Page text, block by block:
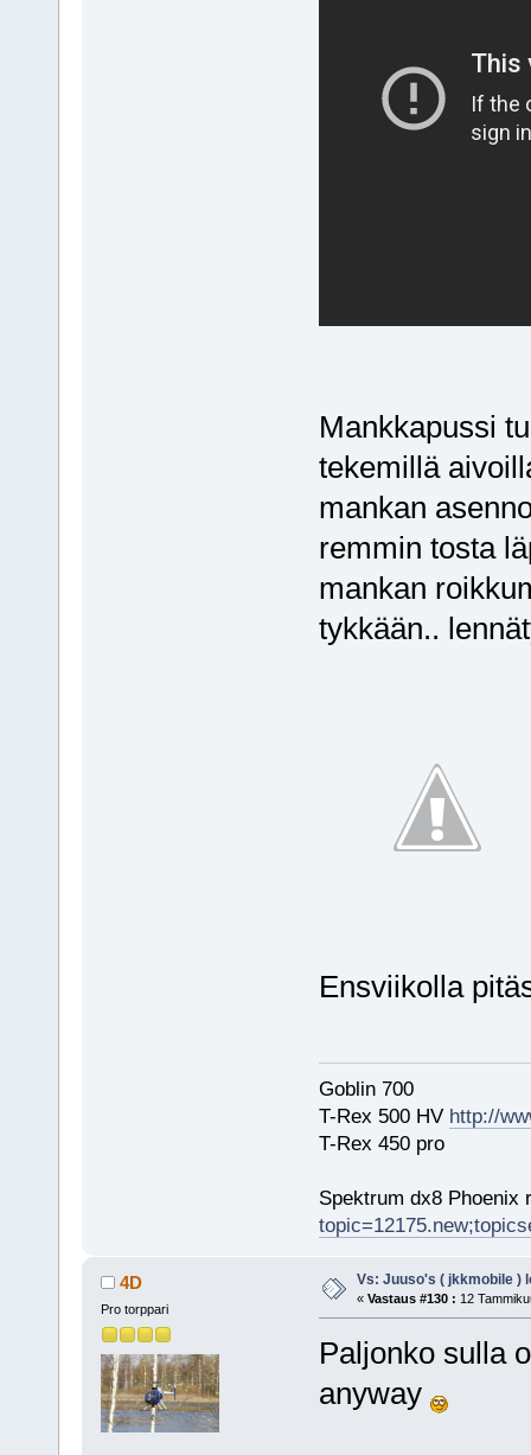
Mankkapussi
tekemillä
mankan
remmin tosta
mankan
tykkään..
Ensviikolla
Goblin 700
T-Rex 500 HV http://
T-Rex 450 pro
Spektrum dx8 Phoenix
4D
Pro torppari
Vs: Juuso's ( jkkmobile )
« Vastaus #130 : 12
Paljonko sulla
anyway